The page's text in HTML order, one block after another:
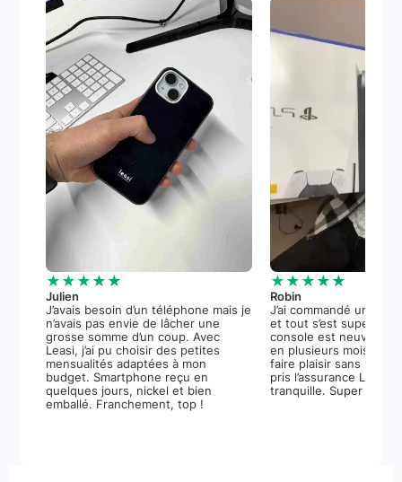
★★★★★
Julien
J’avais besoin d’un téléphone mais je
n’avais pas envie de lâcher une
grosse somme d’un coup. Avec
Leasi, j’ai pu choisir des petites
mensualités adaptées à mon
budget. Smartphone reçu en
quelques jours, nickel et bien
emballé. Franchement, top !
★★★★★
Robin
J’ai commandé une
et tout s’est super
console est neuve, et
en plusieurs mois m’a
faire plaisir sans stress.
pris l’assurance
tranquille. Super